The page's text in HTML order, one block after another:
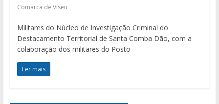
Comarca de Viseu
Militares do Núcleo de Investigação Criminal do
Destacamento Territorial de Santa Comba Dão, com a
colaboração dos militares do Posto
Ler mais